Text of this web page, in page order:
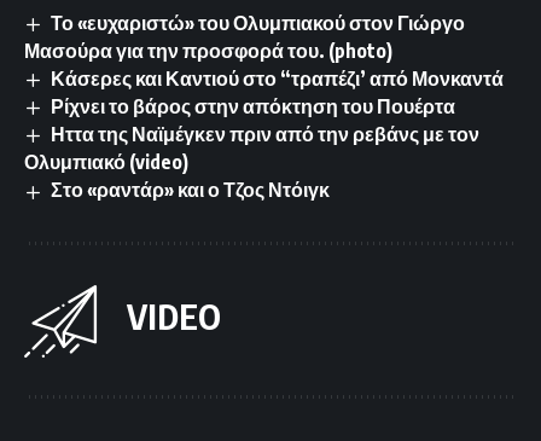
Το «ευχαριστώ» του Ολυμπιακού στον Γιώργο
Μασούρα για την προσφορά του. (photo)
Κάσερες και Καντιού στο “τραπέζι’ από Μονκαντά
Ρίχνει το βάρος στην απόκτηση του Πουέρτα
Ηττα της Ναϊμέγκεν πριν από την ρεβάνς με τον
Ολυμπιακό (video)
Στο «ραντάρ» και ο Τζος Ντόιγκ
VIDEO